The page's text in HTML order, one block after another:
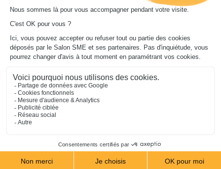
Ressources utiles
Livres utiles pour les entrepreneurs
Sites utiles pour les entrepreneurs
Conseils pour votre entreprise/microentreprise
données|Je m’abonne à la newsletter du blog